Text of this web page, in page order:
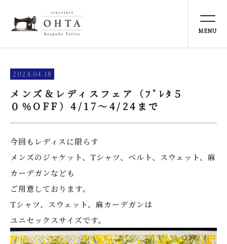
TOP
トップ
お知らせ
ABOUT US
SERVICE
事業内容
オンラインストア
PERSONAL COLOR
パーソナルカラー
2024.04.18
メンズ＆レディスフェア（ﾌﾟﾚﾀ５
０％OFF）4/17～4/24まで
今回もレディスに限らす
メンズのジャケット、Tシャツ、ベルト、スウェット、麻
カーデガンなども
ご用意しております。
Tシャツ、スウェット、麻カーデガンは
ユニセックスサイズです。